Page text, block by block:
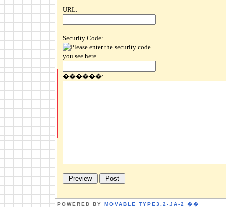
URL:
Security Code:
������:
POWERED BY MOVABLE TYPE3.2-JA-2 ��